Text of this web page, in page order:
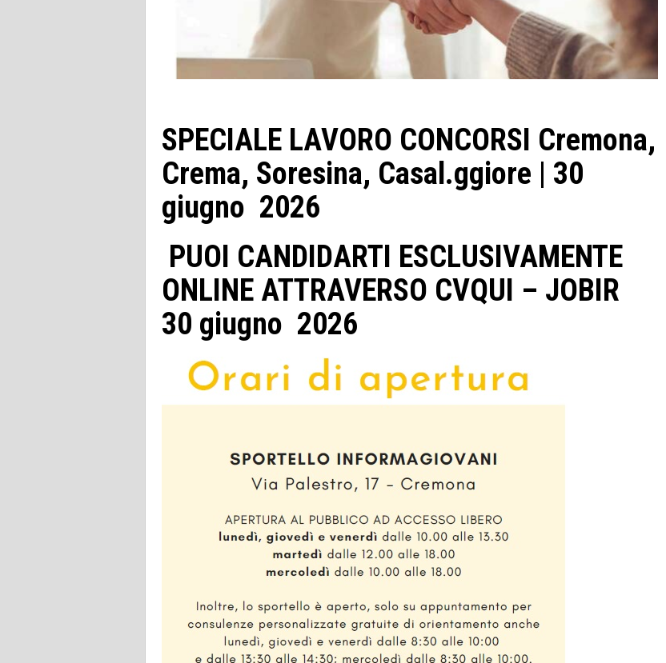
SPECIALE LAVORO CONCORSI Cremona,
Crema, Soresina, Casal.ggiore | 30
giugno 2026
PUOI CANDIDARTI ESCLUSIVAMENTE
ONLINE ATTRAVERSO CVQUI – JOBIR
30 giugno 2026